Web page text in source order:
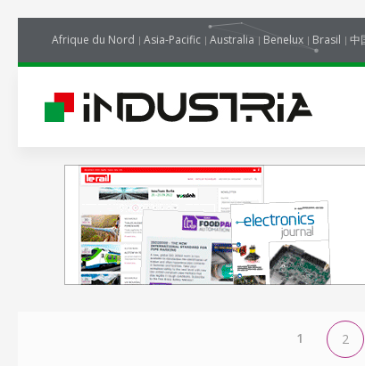
Afrique du Nord Asia-Pacific Australia Benelux Brasil 中
1 2